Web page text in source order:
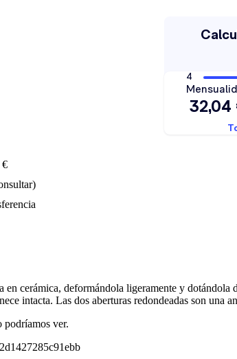
€
cerámica, deformándola ligeramente y
intacta. Las dos aberturas redondeadas son una
podríamos ver.